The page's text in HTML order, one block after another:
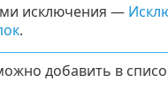
исключения —
.
добавить в